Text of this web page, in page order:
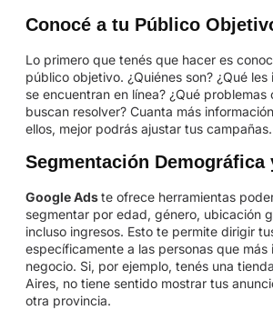
Conocé a tu Público
Lo primero que tenés que hacer es
público objetivo. ¿Quiénes son? ¿Qué les
se encuentran en línea? ¿Qué problemas
buscan resolver? Cuanta más
ellos, mejor podrás ajustar tus campañas.
Segmentación Demográfica
Google Adste ofrece herramientas
segmentar por edad, género, ubicación
incluso ingresos. Esto te permite dirigir
específicamente a las personas que
negocio. Si, por ejemplo, tenés una
Aires, no tiene sentido mostrar tus
otra provincia.